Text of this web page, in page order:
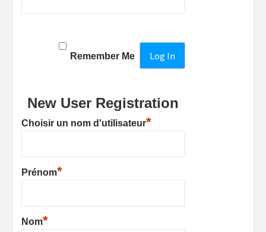
Remember Me
New User Registration
Choisir un nom d'utilisateur*
Prénom*
Nom*